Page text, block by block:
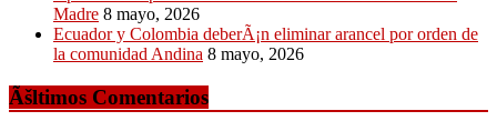
Madre 8 mayo, 2026
Ecuador y Colombia deberÃ¡n eliminar arancel por orden de
la comunidad Andina 8 mayo, 2026
Ãšltimos Comentarios